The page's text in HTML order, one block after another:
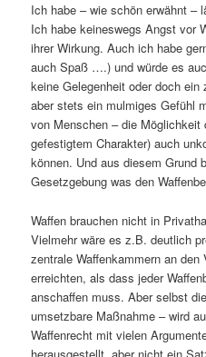
Ich habe – wie schön erwähnt –
Ich habe keineswegs Angst vor
ihrer Wirkung. Auch ich habe
auch Spaß ….) und würde es
keine Gelegenheit oder doch
aber stets ein mulmiges Gefühl
von Menschen – die
gefestigtem Charakter) auch
können. Und aus diesem Grund
Gesetzgebung was den
Waffen brauchen nicht in
Vielmehr wäre es z.B. deutlich
zentrale Waffenkammern an
erreichten, als dass jeder
anschaffen muss. Aber selbst
umsetzbare Maßnahme – wird
Waffenrecht mit vielen
herausgestellt, aber nicht ein